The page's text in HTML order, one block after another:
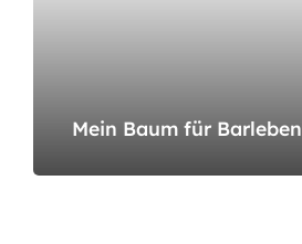
Mein Baum für Barleben